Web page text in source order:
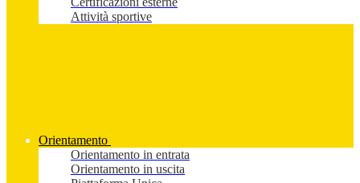
Attività sportive
Orientamento
Orientamento in entrata
Orientamento in uscita